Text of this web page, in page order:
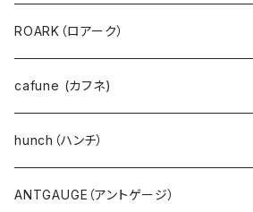
サーマル・ワッフル
カーディガン
ニット
アウター・ダウン・コート
ROSIEE（ロージー）
go slow caravan（ゴースローキャラバン）
NANGA（ナンガ）
CYNICAL（シニカル）
ROARK（ロアーク）
cafune (カフネ)
hunch（ハンチ）
ANTGAUGE（アントゲージ）